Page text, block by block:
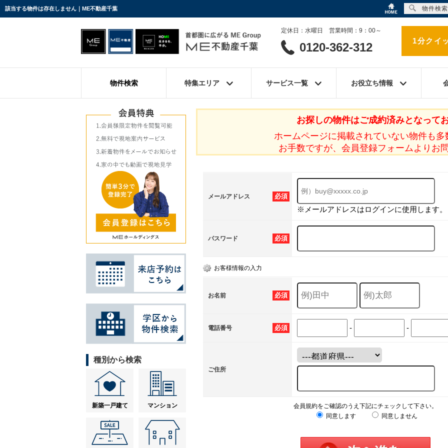
該当する物件は存在しません｜ME不動産千葉
定休日：水曜日 営業時間：9：00～
0120-362-312 1分クイ
物件検索 特集エリア サービス一覧 お役立ち情報
お探しの物件はご成約済みとなってお
ホームページに掲載されていない物件も多
お手数ですが、会員登録フォームよりお
必須
メールアドレス
※メールアドレスはログインに使用します。
必須
パスワード
お客様情報の入力
必須
お名前
必須
電話番号 - -
ご住所
会員規約をご確認のうえ下記にチェックして下さい。
同意します
同意しません
種別から検索
新築一戸建て マンション
物件検索